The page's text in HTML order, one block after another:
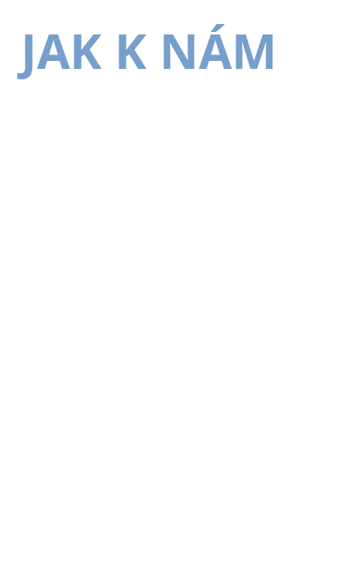
JAK K NÁM